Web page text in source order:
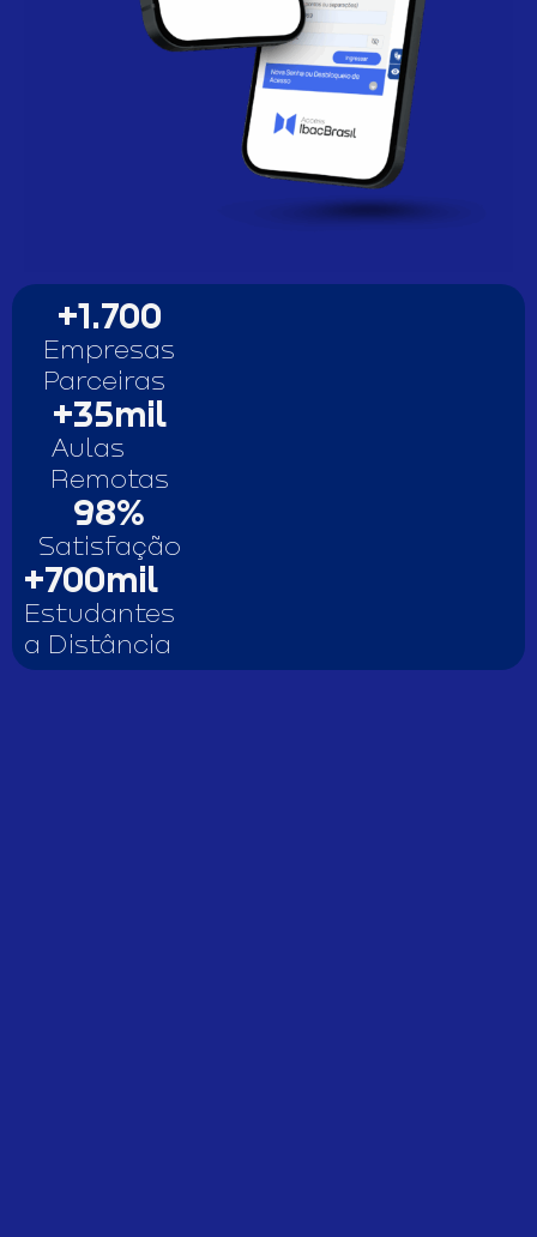
Empresas
Parceiras
+1.700
Aulas
Remotas
+35mil
Satisfação
98%
Estudantes
a Distância
+700mil